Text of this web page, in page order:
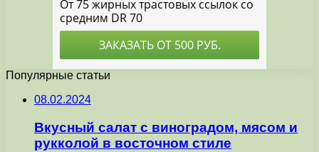
Популярные статьи
08.02.2024
Вкусный салат с виноградом, мясом и
рукколой в восточном стиле